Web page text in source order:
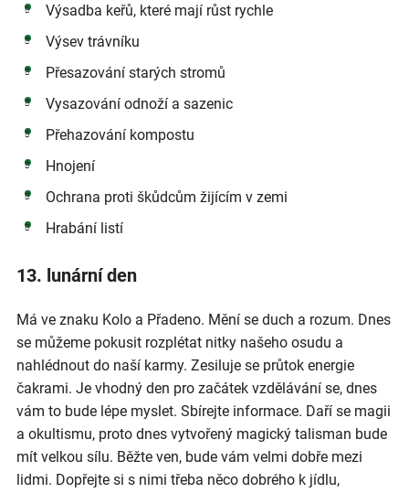
Výsadba keřů, které mají růst rychle
Výsev trávníku
Přesazování starých stromů
Vysazování odnoží a sazenic
Přehazování kompostu
Hnojení
Ochrana proti škůdcům žijícím v zemi
Hrabání listí
13. lunární den
Má ve znaku Kolo a Přadeno. Mění se duch a rozum. Dnes
se můžeme pokusit rozplétat nitky našeho osudu a
nahlédnout do naší karmy. Zesiluje se průtok energie
čakrami. Je vhodný den pro začátek vzdělávání se, dnes
vám to bude lépe myslet. Sbírejte informace. Daří se magii
a okultismu, proto dnes vytvořený magický talisman bude
mít velkou sílu. Běžte ven, bude vám velmi dobře mezi
lidmi. Dopřejte si s nimi třeba něco dobrého k jídlu,